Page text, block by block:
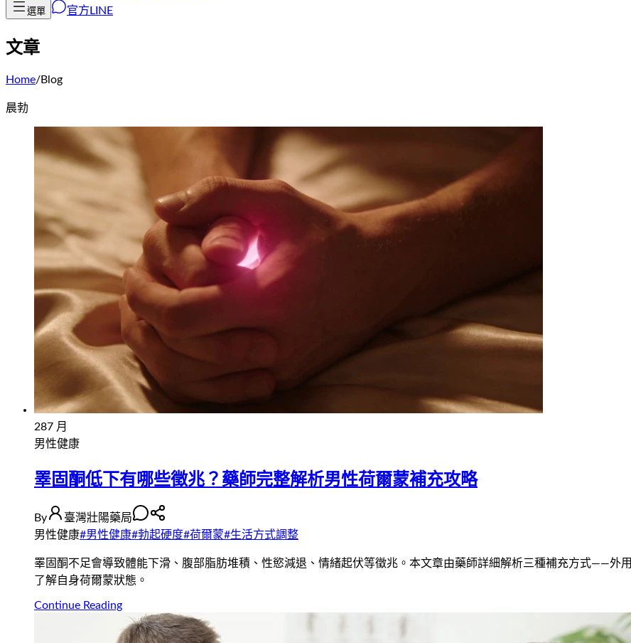
選單 官方LINE
文章
Home/Blog
晨勃
287 月
男性健康
睪固酮低下有哪些徵兆？藥師完整解析男性荷爾蒙補充攻略
By
臺灣壯陽藥局
男性健康#男性健康#勃起硬度#荷爾蒙#生活方式調整
睪固酮不足會導致體能下滑、腹部脂肪堆積、性慾減退、情緒起伏等徵兆。本文章由藥師詳細解析三種補充方式——外
了解自身荷爾蒙狀態。
Continue Reading